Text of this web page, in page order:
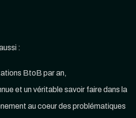
:
BtoB par an,
et un véritable savoir faire dans la
au coeur des problématiques